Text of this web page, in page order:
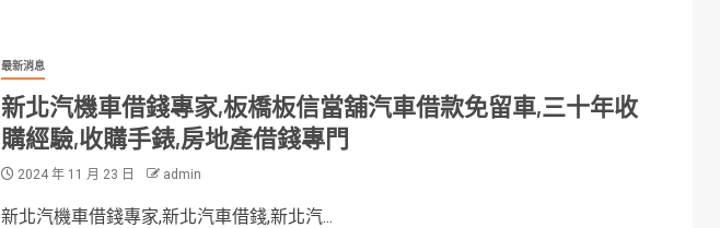
最新消息
新北汽機車借錢專家,板橋板信當舖汽車借款免留車,三十年收
購經驗,收購手錶,房地產借錢專門
2024 年 11 月 23 日 admin
新北汽機車借錢專家,新北汽車借錢,新北汽...